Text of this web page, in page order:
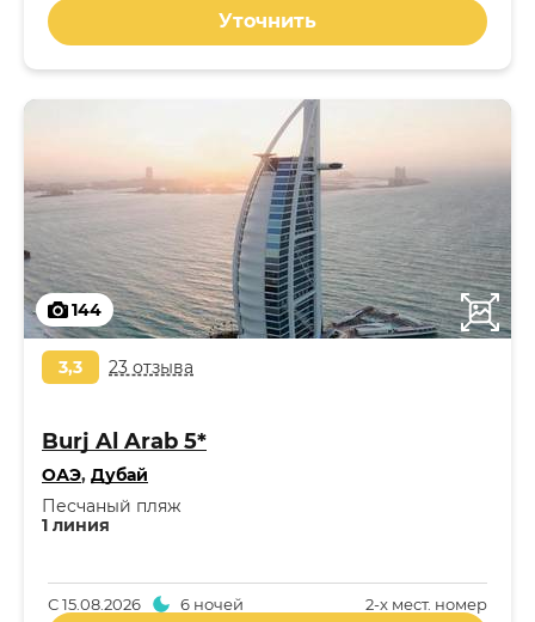
Уточнить
144
3,3 23 отзыва
Burj Al Arab 5*
ОАЭ, Дубай
1 линия
Песчаный пляж
2-x мест. номер
С15.08.2026 6 ночей